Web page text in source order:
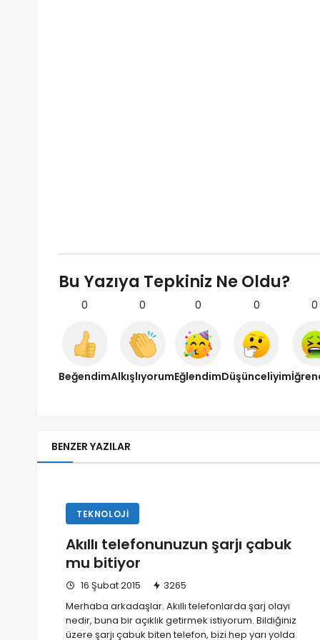
Bu Yazıya Tepkiniz Ne Oldu?
0
Beğendim
0
Alkışlıyorum
0
Eğlendim
0
Düşünceliyim
0
BENZER YAZILAR
TEKNOLOJI
Akıllı telefonunuzun şarjı çabuk
mu bitiyor
16 Şubat 2015
3265
Merhaba arkadaşlar. Akıllı telefonlarda şarj olayı
nedir, buna bir açıklık getirmek istiyorum. Bildiğiniz
üzere şarjı çabuk biten telefon, bizi hep yarı yolda